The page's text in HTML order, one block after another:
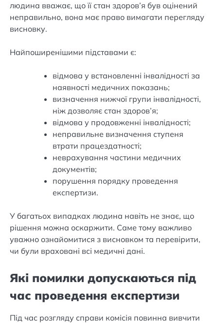
людина вважає, що її стан здоров’я був оцінений
неправильно, вона має право вимагати перегляду
висновку.
Найпоширенішими підставами є:
відмова у встановленні інвалідності за
наявності медичних показань;
визначення нижчої групи інвалідності,
ніж дозволяє стан здоров’я;
відмова у продовженні інвалідності;
неправильне визначення ступеня
втрати працездатності;
неврахування частини медичних
документів;
порушення порядку проведення
експертизи.
У багатьох випадках людина навіть не знає, що
рішення можна оскаржити. Саме тому важливо
уважно ознайомитися з висновком та перевірити,
чи були враховані всі медичні дані.
Які помилки допускаються під
час проведення експертизи
Під час розгляду справи комісія повинна вивчити